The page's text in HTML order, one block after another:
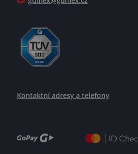
Kontaktní adresy a telefony